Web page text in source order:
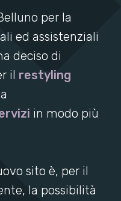
per la
ed assistenziali
deciso di
il restyling
in modo più
sito è, per il
la possibilità